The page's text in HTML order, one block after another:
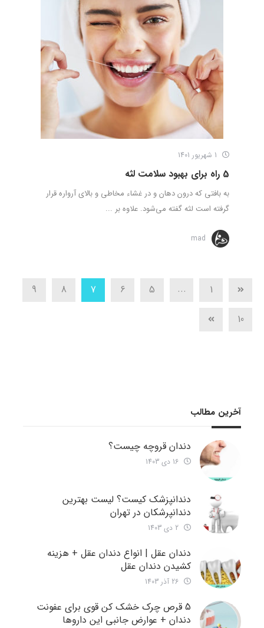
5 راه برای بهبود سلامت لثه
به بافتی که درون دهان و در غشاء مخاطی و بالای آرواره قرار
گرفته است لثه گفته می‌شود. علاوه بر ...
mad
1
...
5
6
7
8
9
10
آخرین مطالب
دندان قروچه چیست؟
دندانپزشک کیست؟ لیست بهترین
دندانپرشکان در تهران
دندان عقل | انواع دندان عقل + هزینه
کشیدن دندان عقل
5 قرص چرک خشک کن قوی برای عفونت
دندان + عوارض جانبی این داروها